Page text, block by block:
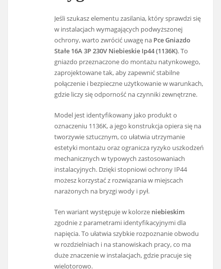
Jeśli szukasz elementu zasilania, który sprawdzi się
w instalacjach wymagających podwyższonej
ochrony, warto zwrócić uwagę na Pce Gniazdo
Stałe 16A 3P 230V Niebieskie Ip44 (1136K). To
gniazdo przeznaczone do montażu natynkowego,
zaprojektowane tak, aby zapewnić stabilne
połączenie i bezpieczne użytkowanie w warunkach,
gdzie liczy się odporność na czynniki zewnętrzne.
Model jest identyfikowany jako produkt o
oznaczeniu 1136K, a jego konstrukcja opiera się na
tworzywie sztucznym, co ułatwia utrzymanie
estetyki montażu oraz ogranicza ryzyko uszkodzeń
mechanicznych w typowych zastosowaniach
instalacyjnych. Dzięki stopniowi ochrony IP44
możesz korzystać z rozwiązania w miejscach
narażonych na bryzgi wody i pył.
Ten wariant występuje w kolorze niebieskim
zgodnie z parametrami identyfikacyjnymi dla
napięcia. To ułatwia szybkie rozpoznanie obwodu
w rozdzielniach i na stanowiskach pracy, co ma
duże znaczenie w instalacjach, gdzie pracuje się
wielotorowo.